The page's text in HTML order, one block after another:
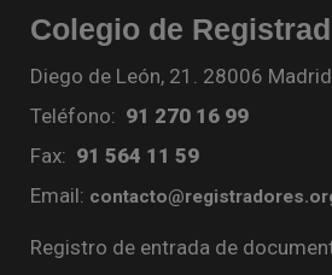
Colegio de
Diego de León, 21. 28006 Madrid
Teléfono: 91 270 16 99
Fax: 91 564 11 59
Email:
Registro de entrada de